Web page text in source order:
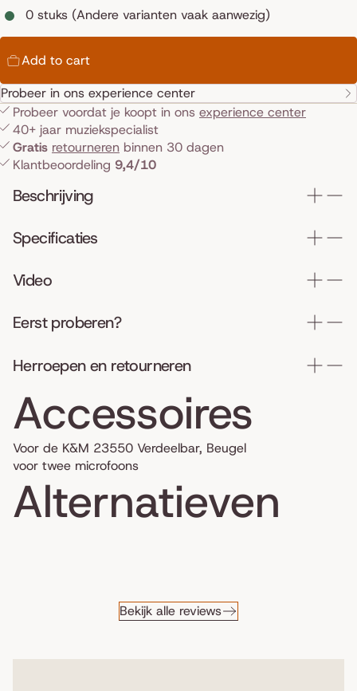
0 stuks (Andere varianten vaak aanwezig)
Add to cart
Probeer in ons experience center
Probeer voordat je koopt in ons experience center
40+ jaar muziekspecialist
Gratis retourneren binnen 30 dagen
Klantbeoordeling 9,4/10
Beschrijving
Specificaties
Video
Eerst proberen?
Herroepen en retourneren
Accessoires
Voor de K&M 23550 Verdeelbar, Beugel
voor twee microfoons
Alternatieven
Bekijk alle reviews